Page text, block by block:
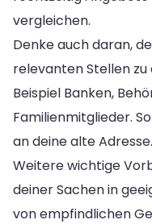
vergleichen.
Denke auch daran,
relevanten Stellen zu
Beispiel Banken,
Familienmitglieder.
an deine alte Adresse.
Weitere wichtige
deiner Sachen in
von empfindlichen